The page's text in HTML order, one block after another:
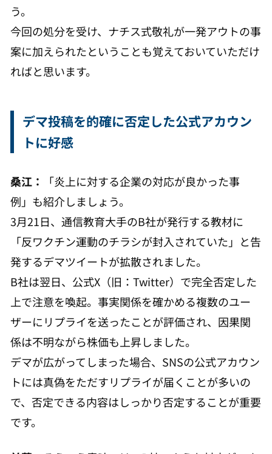
う。
今回の処分を受け、ナチス式敬礼が一発アウトの事
案に加えられたということも覚えておいていただけ
ればと思います。
デマ投稿を的確に否定した公式アカウン
トに好感
桑江：
「炎上に対する企業の対応が良かった事
例」も紹介しましょう。
3月21日、通信教育大手のB社が発行する教材に
「反ワクチン運動のチラシが封入されていた」と告
発するデマツイートが拡散されました。
B社は翌日、公式X（旧：Twitter）で完全否定した
上で注意を喚起。事実関係を確かめる複数のユー
ザーにリプライを送ったことが評価され、因果関
係は不明ながら株価も上昇しました。
デマが広がってしまった場合、SNSの公式アカウン
トには真偽をただすリプライが届くことが多いの
で、否定できる内容はしっかり否定することが重要
です。